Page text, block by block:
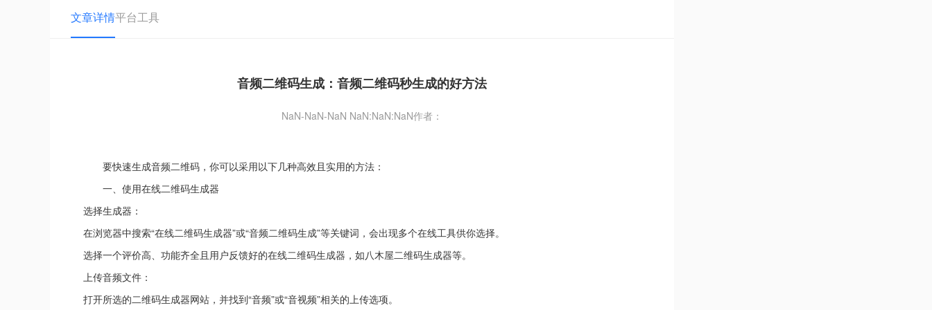
文章详情平台工具
音频二维码生成：音频二维码秒生成的好方法
NaN-NaN-NaN NaN:NaN:NaN作者：
要快速生成音频二维码，你可以采用以下几种高效且实用的方法：
一、使用在线二维码生成器
选择生成器：
在浏览器中搜索“在线二维码生成器”或“音频二维码生成”等关键词，会出现多个在线工具供你选择。
选择一个评价高、功能齐全且用户反馈好的在线二维码生成器，如八木屋二维码生成器等。
上传音频文件：
打开所选的二维码生成器网站，并找到“音频”或“音视频”相关的上传选项。